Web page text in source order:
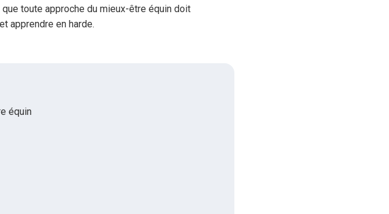
toute approche du mieux-être équin doit
apprendre en harde.
équin